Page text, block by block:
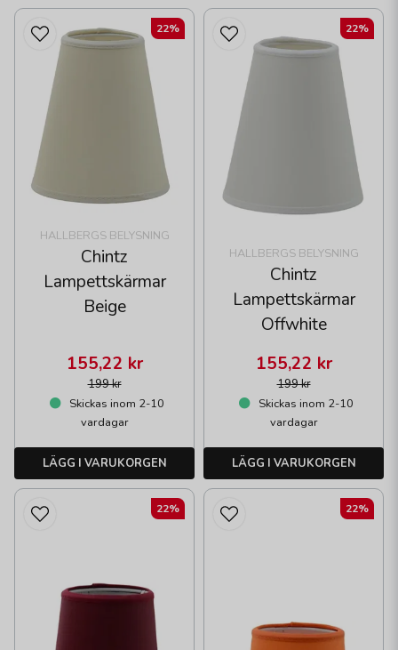
HALLBERGS BELYSNING
Chintz
Lampettskärmar
Beige
199 kr
155,22 kr
Skickas inom 2-10
vardagar
LÄGG I VARUKORGEN
22%
HALLBERGS BELYSNING
Chintz
Lampettskärmar
Offwhite
199 kr
155,22 kr
Skickas inom 2-10
vardagar
LÄGG I VARUKORGEN
22%
22% 22%